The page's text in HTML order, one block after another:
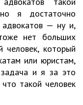
я достаточно
— ну и,
нет больших
человек, который
или юристам,
и я за это
такой человек